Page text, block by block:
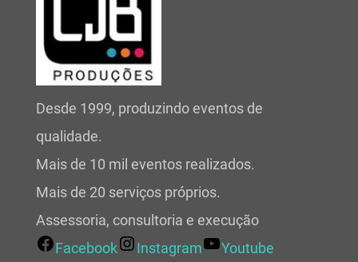
Desde 1999, produzindo eventos de
qualidade.
Mais de 10 mil eventos realizados.
Mais de 20 serviços próprios.
Assessoria, consultoria e execução
Facebook
Instagram
Youtube